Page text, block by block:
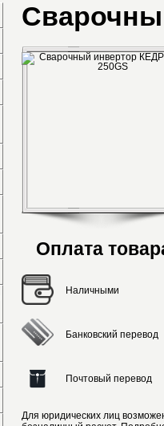
Оплата
Наличными
Банковский перевод
Почтовый перевод
Для юридических лиц